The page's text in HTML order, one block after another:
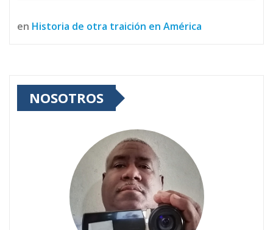
en Historia de otra traición en América
NOSOTROS